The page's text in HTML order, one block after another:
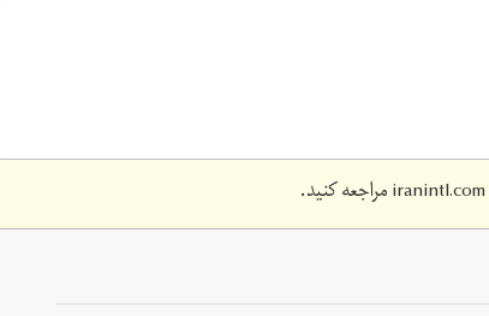
iranintl.comمراجعه کنید.